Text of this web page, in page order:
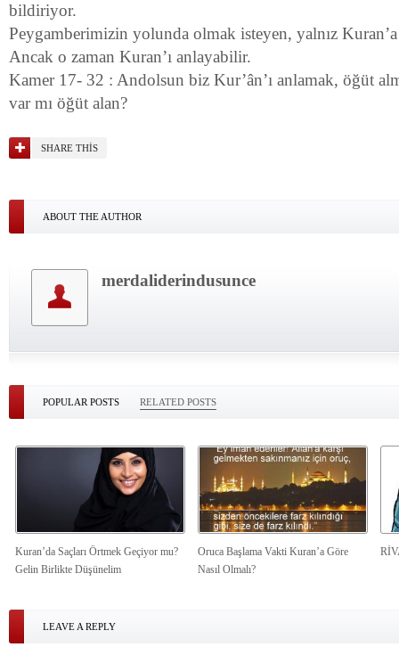
bildiriyor.
Peygamberimizin yolunda olmak isteyen, yalnız Kuran’a
Ancak o zaman Kuran’ı anlayabilir.
Kamer 17- 32 : Andolsun biz Kur’ân’ı anlamak, öğüt
var mı öğüt alan?
SHARE THIS
ABOUT THE AUTHOR
merdaliderindusunce
POPULAR POSTS RELATED POSTS
Kuran’da Saçları Örtmek Geçiyor mu?
Gelin Birlikte Düşünelim
Oruca Başlama Vakti Kuran’a Göre
Nasıl Olmalı?
LEAVE A REPLY